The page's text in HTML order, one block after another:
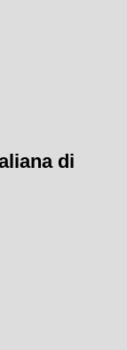
di